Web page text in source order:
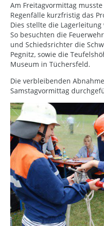
Am Freitagvormittag
Regenfälle kurzfristig das
Dies stellte die
So besuchten die
und Schiedsrichter die
Pegnitz, sowie die
Museum in Tüchersfeld.
Die verbleibenden
Samstagvormittag